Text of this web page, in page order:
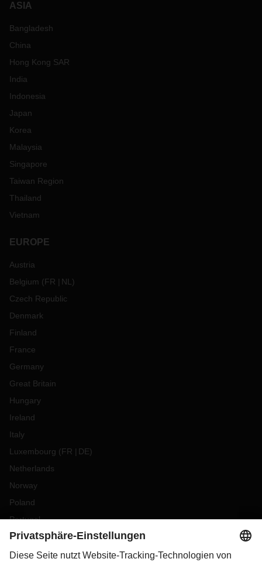
ASIA
Bangladesh
China
Hong Kong SAR
India
Indonesia
Japan
Korea
Malaysia
Singapore
Taiwan Region
Thailand
Vietnam
EUROPE
Austria
Belgium (FR NL )
Czech Republic
Denmark
Finland
France
Germany
Great Britain
Hungary
Ireland
Italy
Luxembourg (FR DE)
Netherlands
Norway
Poland
Portugal
Romania
Slovakia